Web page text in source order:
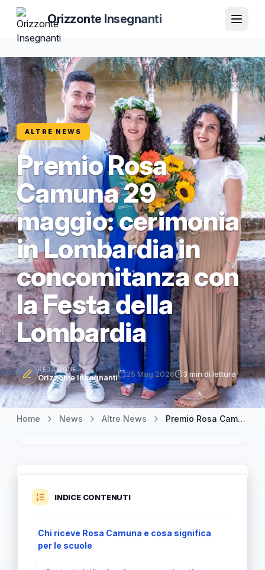
Orizzonte Insegnanti
ALTRE NEWS
Premio Rosa
Camuna 29
maggio: cerimonia
in Lombardia in
concomitanza con
la Festa della
Lombardia
REDAZIONE
Orizzonte Insegnanti 25 Mag 2026 3 min di lettura
Home News Altre News Premio Rosa Camuna 29 maggio: cerimonia in Lombardia in concomitanza con la Festa della Lombardia
INDICE CONTENUTI
Chi riceve Rosa Camuna e cosa significa
per le scuole